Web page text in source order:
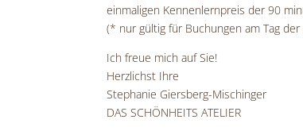
einmaligen Kennenlernpreis der 90
(* nur gültig für Buchungen am Tag der
Ich freue mich auf Sie!
Herzlichst Ihre
Stephanie Giersberg-Mischinger
DAS SCHÖNHEITS ATELIER